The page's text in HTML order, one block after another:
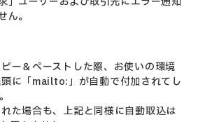
ん。
ー＆ペーストした際、お使いの環境
に「mailto:」が自動で付加されてし
た場合も、上記と同様に自動取込は